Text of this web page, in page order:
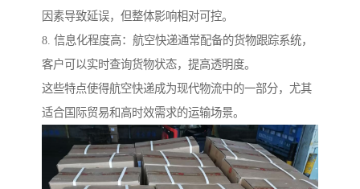
因素导致延误，但整体影响相对可控。
8. 信息化程度高：航空快递通常配备的货物跟踪系统，
客户可以实时查询货物状态，提高透明度。
这些特点使得航空快递成为现代物流中的一部分，尤其
适合国际贸易和高时效需求的运输场景。